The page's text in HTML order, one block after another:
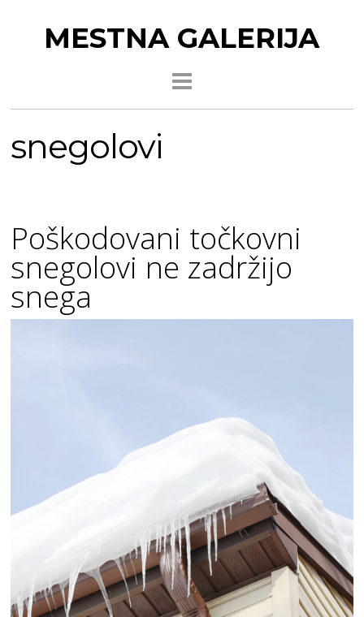
MESTNA GALERIJA
snegolovi
Poškodovani točkovni
snegolovi ne zadržijo
snega